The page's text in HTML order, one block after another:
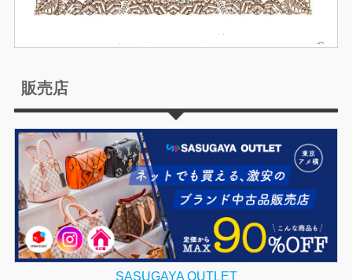
販売店
SASUGAYA OUTLET